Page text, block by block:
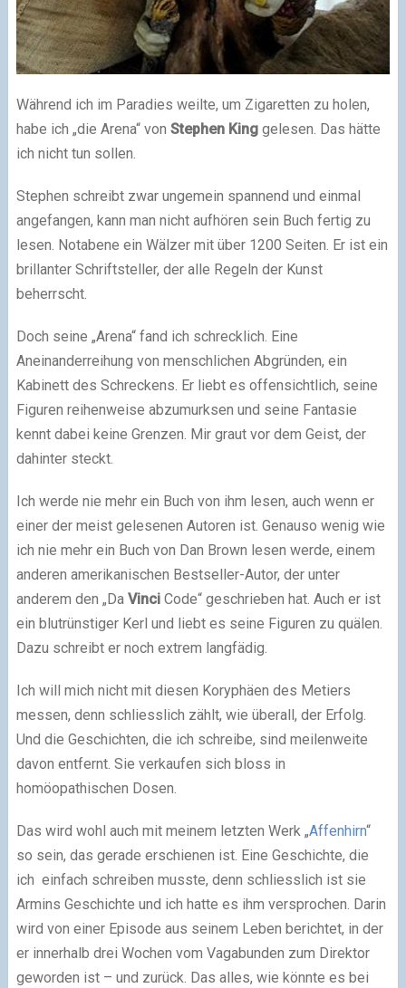
Während ich im Paradies weilte, um Zigaretten zu holen,
habe ich „die Arena“ von Stephen Kinggelesen. Das hätte
ich nicht tun sollen.
Stephen schreibt zwar ungemein spannend und einmal
angefangen, kann man nicht aufhören sein Buch fertig zu
lesen. Notabene ein Wälzer mit über 1200 Seiten. Er ist ein
brillanter Schriftsteller, der alle Regeln der Kunst
beherrscht.
Doch seine „Arena“ fand ich schrecklich. Eine
Aneinanderreihung von menschlichen Abgründen, ein
Kabinett des Schreckens. Er liebt es offensichtlich, seine
Figuren reihenweise abzumurksen und seine Fantasie
kennt dabei keine Grenzen. Mir graut vor dem Geist, der
dahinter steckt.
Ich werde nie mehr ein Buch von ihm lesen, auch wenn er
einer der meist gelesenen Autoren ist. Genauso wenig wie
ich nie mehr ein Buch von Dan Brown lesen werde, einem
anderen amerikanischen Bestseller-Autor, der unter
anderem den „Da VinciCode“ geschrieben hat. Auch er ist
ein blutrünstiger Kerl und liebt es seine Figuren zu quälen.
Dazu schreibt er noch extrem langfädig.
Ich will mich nicht mit diesen Koryphäen des Metiers
messen, denn schliesslich zählt, wie überall, der Erfolg.
Und die Geschichten, die ich schreibe, sind meilenweite
davon entfernt. Sie verkaufen sich bloss in
homöopathischen Dosen.
Das wird wohl auch mit meinem letzten Werk „Affenhirn“
so sein, das gerade erschienen ist. Eine Geschichte, die
ich einfach schreiben musste, denn schliesslich ist sie
Armins Geschichte und ich hatte es ihm versprochen. Darin
wird von einer Episode aus seinem Leben berichtet, in der
er innerhalb drei Wochen vom Vagabunden zum Direktor
geworden ist – und zurück. Das alles, wie könnte es bei